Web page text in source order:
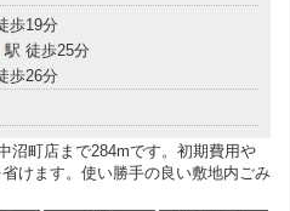
歩19分
駅 徒歩25分
歩26分
沼町店まで284mです。初期費用や
けます。使い勝手の良い敷地内ごみ